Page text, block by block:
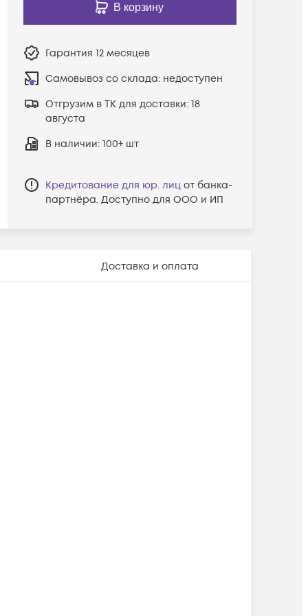
В корзину
Гарантия 12 месяцев
Самовывоз со склада: недоступен
Отгрузим в ТК для доставки: 18
августа
В наличии: 100+ шт
Кредитование для юр. лиц от банка-
партнёра. Доступно для ООО и ИП
Доставка и оплата